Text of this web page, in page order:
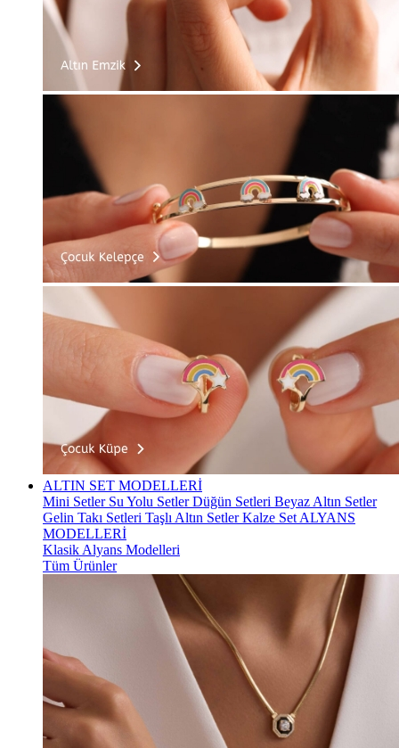
ALTIN SET MODELLERİ
Mini Setler Su Yolu SetlerDüğün Setleri Beyaz Altın Setler
Gelin Takı Setleri Taşlı Altın SetlerKalze Set ALYANS
MODELLERİ
Klasik Alyans Modelleri
Tüm Ürünler